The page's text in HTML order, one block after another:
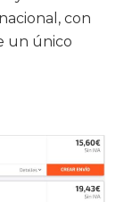
con
un único